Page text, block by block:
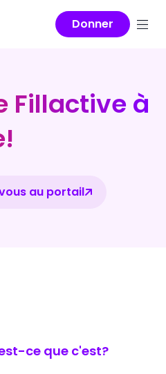
Donner
Fillactive à
au portail
ce que c'est?